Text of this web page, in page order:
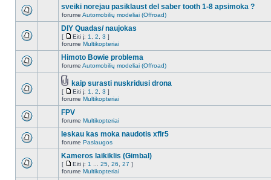
sveiki norejau pasiklaust del saber tooth 1-8 apsimoka ?
forume Automobilių modeliai (Offroad)
DIY Quadas/ naujokas
[ Eiti į: 1 2 3 ]
forume Multikopteriai
Himoto Bowie problema
forume Automobilių modeliai (Offroad)
kaip surasti nuskridusi drona
[ Eiti į: 1 2 3 ]
forume Multikopteriai
FPV
forume Multikopteriai
Ieskau kas moka naudotis xflr5
forume Paslaugos
Kameros laikiklis (Gimbal)
[ Eiti į: 1 25 26 27 ]
forume Multikopteriai